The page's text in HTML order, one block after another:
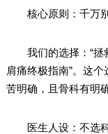
核心原则：千万别
我们的选择：“拯
肩痛终极指南”。这
苦明确，且骨科有明
医生人设：不选科